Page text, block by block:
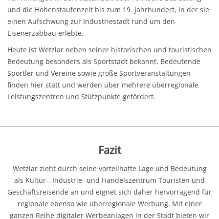
und die Hohenstaufenzeit bis zum 19. Jahrhundert, in der sie
einen Aufschwung zur Industriestadt rund um den
Eisenerzabbau erlebte.
Heute ist Wetzlar neben seiner historischen und touristischen
Bedeutung besonders als Sportstadt bekannt. Bedeutende
Sportler und Vereine sowie große Sportveranstaltungen
finden hier statt und werden über mehrere überregionale
Leistungszentren und Stützpunkte gefördert.
Fazit
Wetzlar zieht durch seine vorteilhafte Lage und Bedeutung
als Kultur-, Industrie- und Handelszentrum Touristen und
Geschäftsreisende an und eignet sich daher hervorragend für
regionale ebenso wie überregionale Werbung. Mit einer
ganzen Reihe digitaler Werbeanlagen in der Stadt bieten wir